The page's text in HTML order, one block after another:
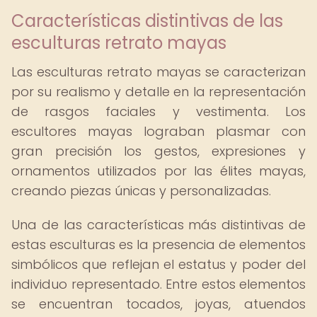
Características distintivas de las
esculturas retrato mayas
Las esculturas retrato mayas se caracterizan
por su realismo y detalle en la representación
de rasgos faciales y vestimenta. Los
escultores mayas lograban plasmar con
gran precisión los gestos, expresiones y
ornamentos utilizados por las élites mayas,
creando piezas únicas y personalizadas.
Una de las características más distintivas de
estas esculturas es la presencia de elementos
simbólicos que reflejan el estatus y poder del
individuo representado. Entre estos elementos
se encuentran tocados, joyas, atuendos